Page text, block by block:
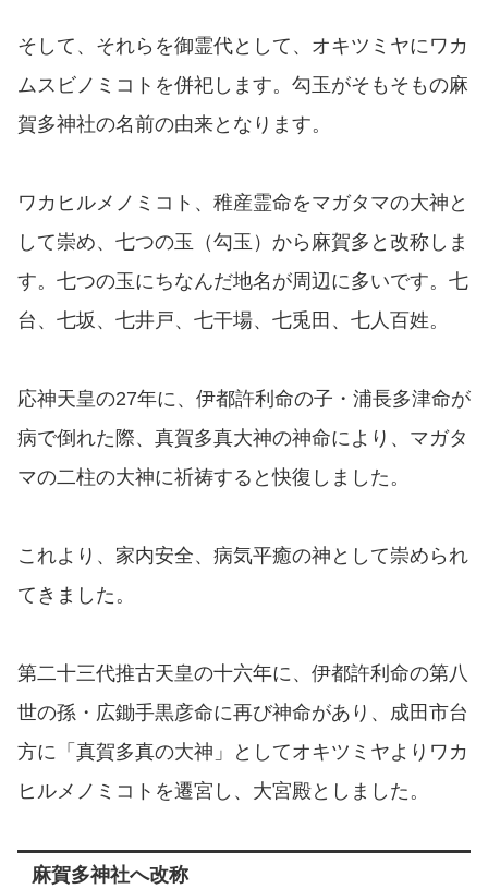
そして、それらを御霊代として、オキツミヤにワカ
ムスビノミコトを併祀します。勾玉がそもそもの麻
賀多神社の名前の由来となります。
ワカヒルメノミコト、稚産霊命をマガタマの大神と
して崇め、七つの玉（勾玉）から麻賀多と改称しま
す。七つの玉にちなんだ地名が周辺に多いです。七
台、七坂、七井戸、七干場、七兎田、七人百姓。
応神天皇の27年に、伊都許利命の子・浦長多津命が
病で倒れた際、真賀多真大神の神命により、マガタ
マの二柱の大神に祈祷すると快復しました。
これより、家内安全、病気平癒の神として崇められ
てきました。
第二十三代推古天皇の十六年に、伊都許利命の第八
世の孫・広鋤手黒彦命に再び神命があり、成田市台
方に「真賀多真の大神」としてオキツミヤよりワカ
ヒルメノミコトを遷宮し、大宮殿としました。
麻賀多神社へ改称